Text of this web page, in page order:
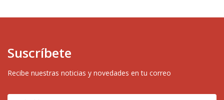
Suscríbete
Recibe nuestras noticias y novedades en tu correo